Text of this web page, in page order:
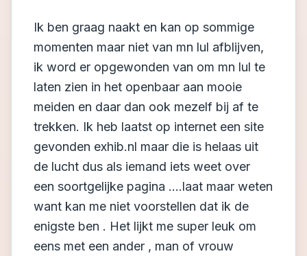
Ik ben graag naakt en kan op sommige
momenten maar niet van mn lul afblijven,
ik word er opgewonden van om mn lul te
laten zien in het openbaar aan mooie
meiden en daar dan ook mezelf bij af te
trekken. Ik heb laatst op internet een site
gevonden exhib.nl maar die is helaas uit
de lucht dus als iemand iets weet over
een soortgelijke pagina ....laat maar weten
want kan me niet voorstellen dat ik de
enigste ben . Het lijkt me super leuk om
eens met een ander , man of vrouw